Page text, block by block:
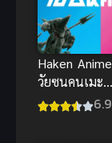
Haken Anime
วัยซนคนเมะ
ซับไทย แฉ6.9